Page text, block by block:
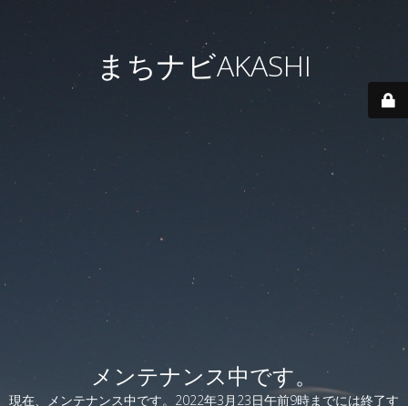
まちナビAKASHI
メンテナンス中です。
現在、メンテナンス中です。2022年3月23日午前9時までには終了す